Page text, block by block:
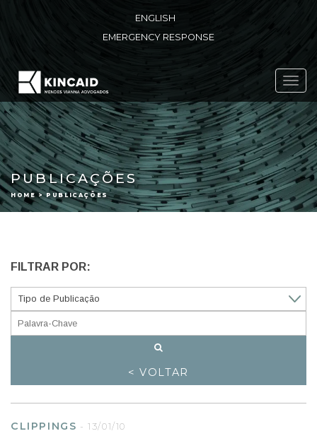
ENGLISH
EMERGENCY RESPONSE
PUBLICAÇÕES
HOME > PUBLICAÇÕES
FILTRAR POR:
< VOLTAR
CLIPPINGS -13/01/10